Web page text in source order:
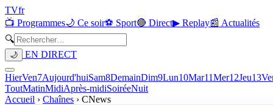
TVfr
📺 Programmes🌙 Ce soir⚽ Sport🔴 Direct▶ Replay📰 Actualités
🔍
🌙 EN DIRECT
HierVen7Aujourd'huiSam8DemainDim9Lun10Mar11Mer12Jeu13
ToutMatinMidiAprès-midiSoiréeNuit
Accueil › Chaînes › CNews